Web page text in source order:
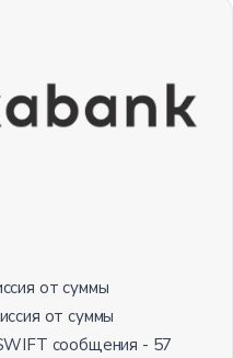
от суммы
от суммы
сообщения - 57